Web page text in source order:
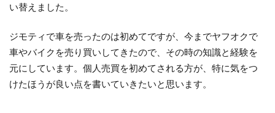
い替えました。
ジモティで車を売ったのは初めてですが、今までヤフオクで
車やバイクを売り買いしてきたので、その時の知識と経験を
元にしています。個人売買を初めてされる方が、特に気をつ
けたほうが良い点を書いていきたいと思います。